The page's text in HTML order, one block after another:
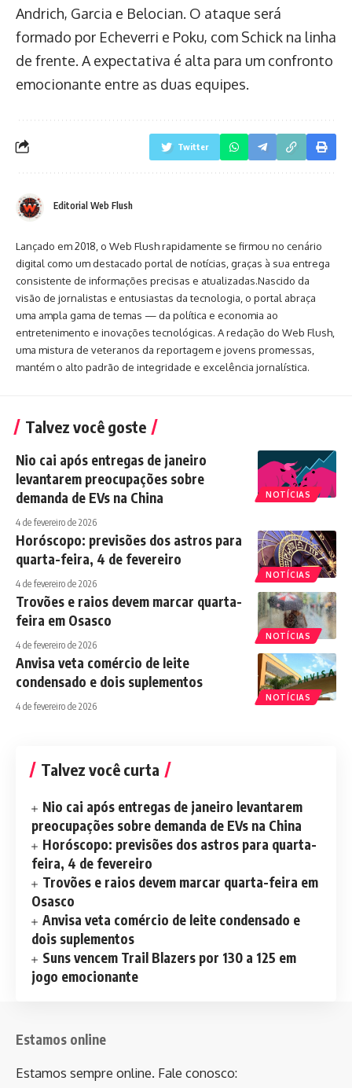
Andrich, Garcia e Belocian. O ataque será
formado por Echeverri e Poku, com Schick na linha
de frente. A expectativa é alta para um confronto
emocionante entre as duas equipes.
Twitter
Editorial Web Flush
Lançado em 2018, o Web Flush rapidamente se firmou no cenário
digital como um destacado portal de notícias, graças à sua entrega
consistente de informações precisas e atualizadas.Nascido da
visão de jornalistas e entusiastas da tecnologia, o portal abraça
uma ampla gama de temas — da política e economia ao
entretenimento e inovações tecnológicas. A redação do Web Flush,
uma mistura de veteranos da reportagem e jovens promessas,
mantém o alto padrão de integridade e excelência jornalística.
Talvez você goste
NOTÍCIAS
Nio cai após entregas de janeiro
levantarem preocupações sobre
demanda de EVs na China
4 de fevereiro de 2026
NOTÍCIAS
Horóscopo: previsões dos astros para
quarta-feira, 4 de fevereiro
4 de fevereiro de 2026
NOTÍCIAS
Trovões e raios devem marcar quarta-
feira em Osasco
4 de fevereiro de 2026
NOTÍCIAS
Anvisa veta comércio de leite
condensado e dois suplementos
4 de fevereiro de 2026
Talvez você curta
Nio cai após entregas de janeiro levantarem
preocupações sobre demanda de EVs na China
Horóscopo: previsões dos astros para quarta-
feira, 4 de fevereiro
Trovões e raios devem marcar quarta-feira em
Osasco
Anvisa veta comércio de leite condensado e
dois suplementos
Suns vencem Trail Blazers por 130 a 125 em
jogo emocionante
Estamos online
Estamos sempre online. Fale conosco: